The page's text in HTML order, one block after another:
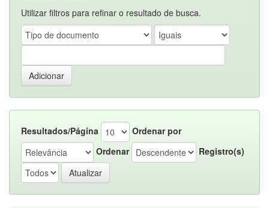
Utilizar filtros para refinar o resultado de busca.
Resultados/Página
Ordenar por
Ordenar
Registro(s)